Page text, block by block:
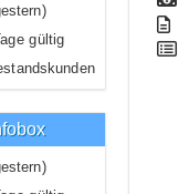
gültig